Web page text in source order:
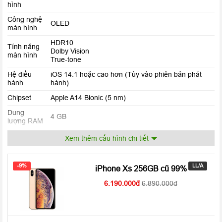
Hệ thống camera đẳng cấp thách thức bóng tối
hình
Công nghệ
màn hình
OLED
Tính năng
màn hình
HDR10
Dolby Vision
True-tone
Hệ điều
hành
iOS 14.1 hoặc cao hơn (Tùy vào phiên bản phát
hành)
Chipset
Apple A14 Bionic (5 nm)
Dung
lượng RAM
4 GB
trong
128 GB
Camera
sau
OIS
12 MP, f/2.2, 23mm (wide), 1/3.6″
SL 3D, (depth/biometrics sensor)
Pin
Li-Ion, sạc nhanh 20W, sạc không dây 15W, USB
Xem thêm cấu hình chi tiết
-9% iPhone Xs 256GB cũ 99% LL/A
6.190.000 6.890.000